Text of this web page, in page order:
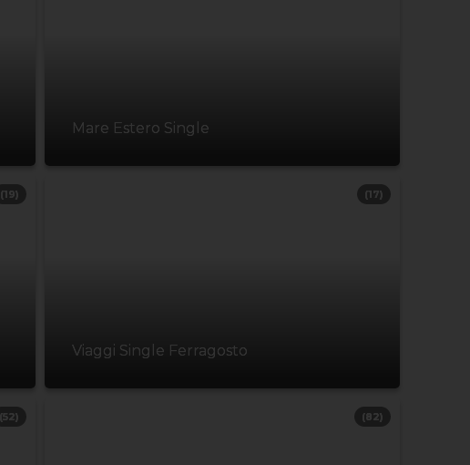
Mare Estero Single
(19)
Viaggi Single Ferragosto
(17)
(52) (82)